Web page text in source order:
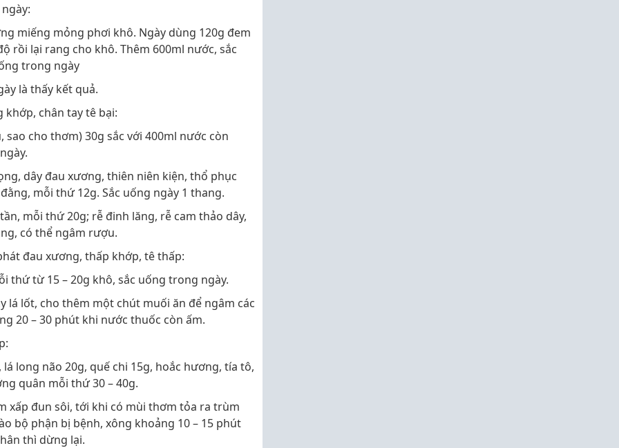
miếng mỏng phơi khô. Ngày dùng 120g đem
rồi lại rang cho khô. Thêm 600ml nước, sắc
trong ngày
là thấy kết quả.
khớp, chân tay tê bại:
cho thơm) 30g sắc với 400ml nước còn
dây đau xương, thiên niên kiện, thổ phục
mỗi thứ 12g. Sắc uống ngày 1 thang.
mỗi thứ 20g; rễ đinh lăng, rễ cam thảo dây,
có thể ngâm rượu.
đau xương, thấp khớp, tê thấp:
thứ từ 15 – 20g khô, sắc uống trong ngày.
lá lốt, cho thêm một chút muối ăn để ngâm các
20 – 30 phút khi nước thuốc còn ấm.
long não 20g, quế chi 15g, hoắc hương, tía tô,
quân mỗi thứ 30 – 40g.
xấp đun sôi, tới khi có mùi thơm tỏa ra trùm
bộ phận bị bệnh, xông khoảng 10 – 15 phút
thì dừng lại.